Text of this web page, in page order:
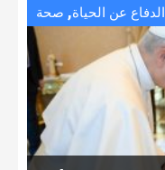
الدفاع عن الحياة, صحة